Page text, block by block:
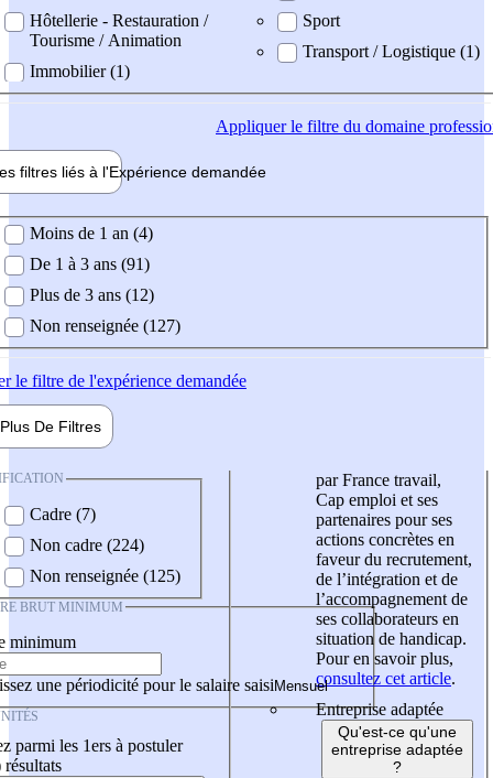
Hôtellerie - Restauration /
Tourisme / Animation
Immobilier (1)
Sport
Transport / Logistique (1)
Appliquerle filtre du domaine
filtres liés à l'Expérience demandée
demandée
Moins de 1 an (4)
De 1 à 3 ans (91)
Plus de 3 ans (12)
Non renseignée (127)
le filtre de l'expérience demandée
Plus De Filtres
Cadre (7)
Non cadre (224)
Non renseignée (125)
BRUT MINIMUM
minimum
une périodicité pour le salaire saisi
parmi les 1ers à postuler
résultats
par France travail,
Cap emploi et ses
partenaires pour ses
actions concrètes en
faveur du recrutement,
de l’intégration et de
l’accompagnement de
ses collaborateurs en
situation de handicap.
Pour en savoir plus,
consultez cet article.
Entreprise adaptée
Qu'est-ce qu'une
entreprise adaptée
?